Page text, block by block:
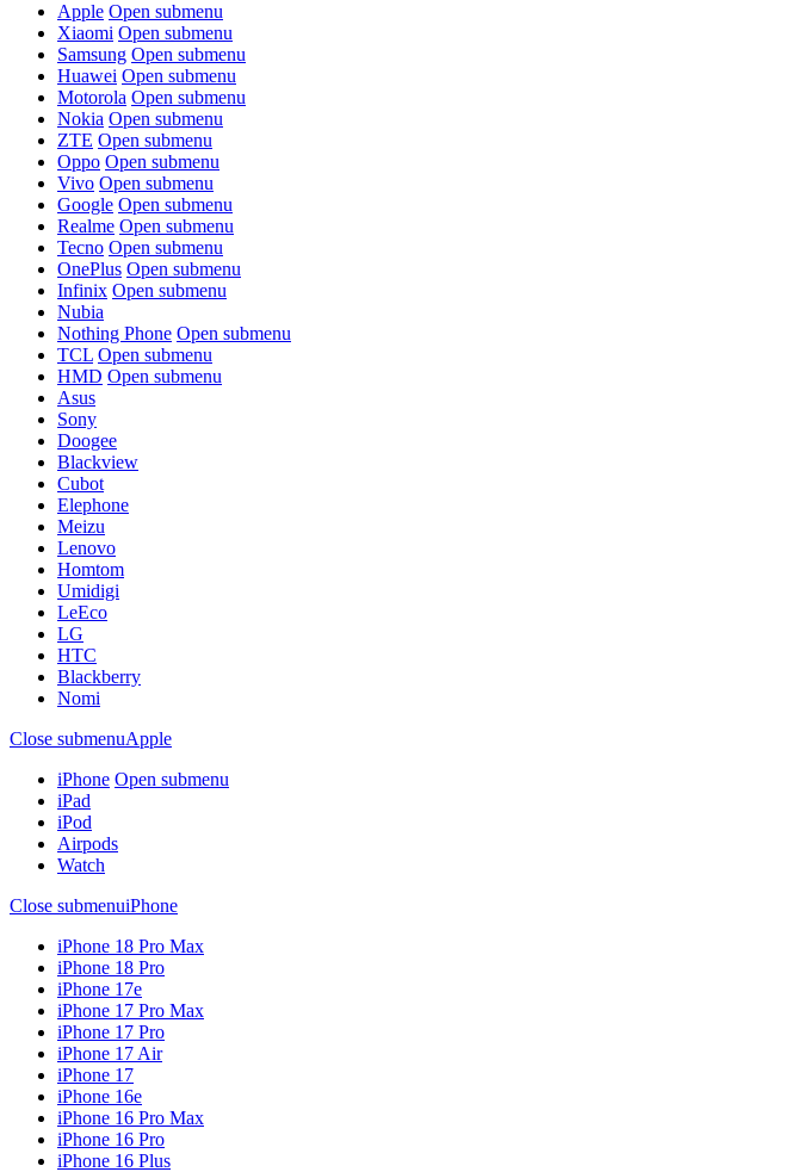
Apple Open submenu
Xiaomi Open submenu
Samsung Open submenu
Huawei Open submenu
Motorola Open submenu
Nokia Open submenu
ZTE Open submenu
Oppo Open submenu
Vivo Open submenu
Google Open submenu
Realme Open submenu
Tecno Open submenu
OnePlus Open submenu
Infinix Open submenu
Nubia
Nothing Phone Open submenu
TCL Open submenu
HMD Open submenu
Asus
Sony
Doogee
Blackview
Cubot
Elephone
Meizu
Lenovo
Homtom
Umidigi
LeEco
LG
HTC
Blackberry
Nomi
Close submenuApple
iPhone Open submenu
iPad
iPod
Airpods
Watch
Close submenuiPhone
iPhone 18 Pro Max
iPhone 18 Pro
iPhone 17e
iPhone 17 Pro Max
iPhone 17 Pro
iPhone 17 Air
iPhone 17
iPhone 16e
iPhone 16 Pro Max
iPhone 16 Pro
iPhone 16 Plus